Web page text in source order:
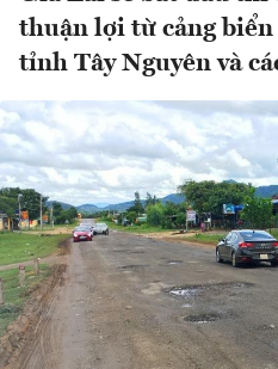
thuận lợi từ cảng biển
tỉnh Tây Nguyên và